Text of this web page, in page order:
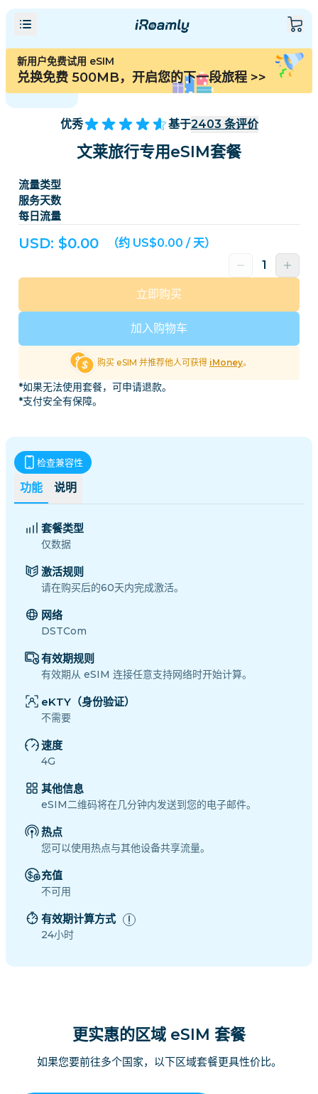
新用户免费试用 eSIM
兑换免费 500MB，开启您的下一段旅程 >>
优秀 基于2403 条评价
文莱旅行专用eSIM套餐
流量类型
服务天数
每日流量
USD: $0.00 （约 US$0.00 / 天）
加入购物车
立即购买
购买 eSIM 并推荐他人可获得 iMoney。
*如果无法使用套餐，可申请退款。
*支付安全有保障。
功能 说明
检查兼容性
套餐类型
仅数据
激活规则
请在购买后的60天内完成激活。
网络
DSTCom
有效期规则
有效期从 eSIM 连接任意支持网络时开始计算。
eKTY（身份验证）
不需要
速度
4G
其他信息
eSIM二维码将在几分钟内发送到您的电子邮件。
热点
您可以使用热点与其他设备共享流量。
充值
不可用
有效期计算方式
24小时
更实惠的区域 eSIM 套餐
如果您要前往多个国家，以下区域套餐更具性价比。